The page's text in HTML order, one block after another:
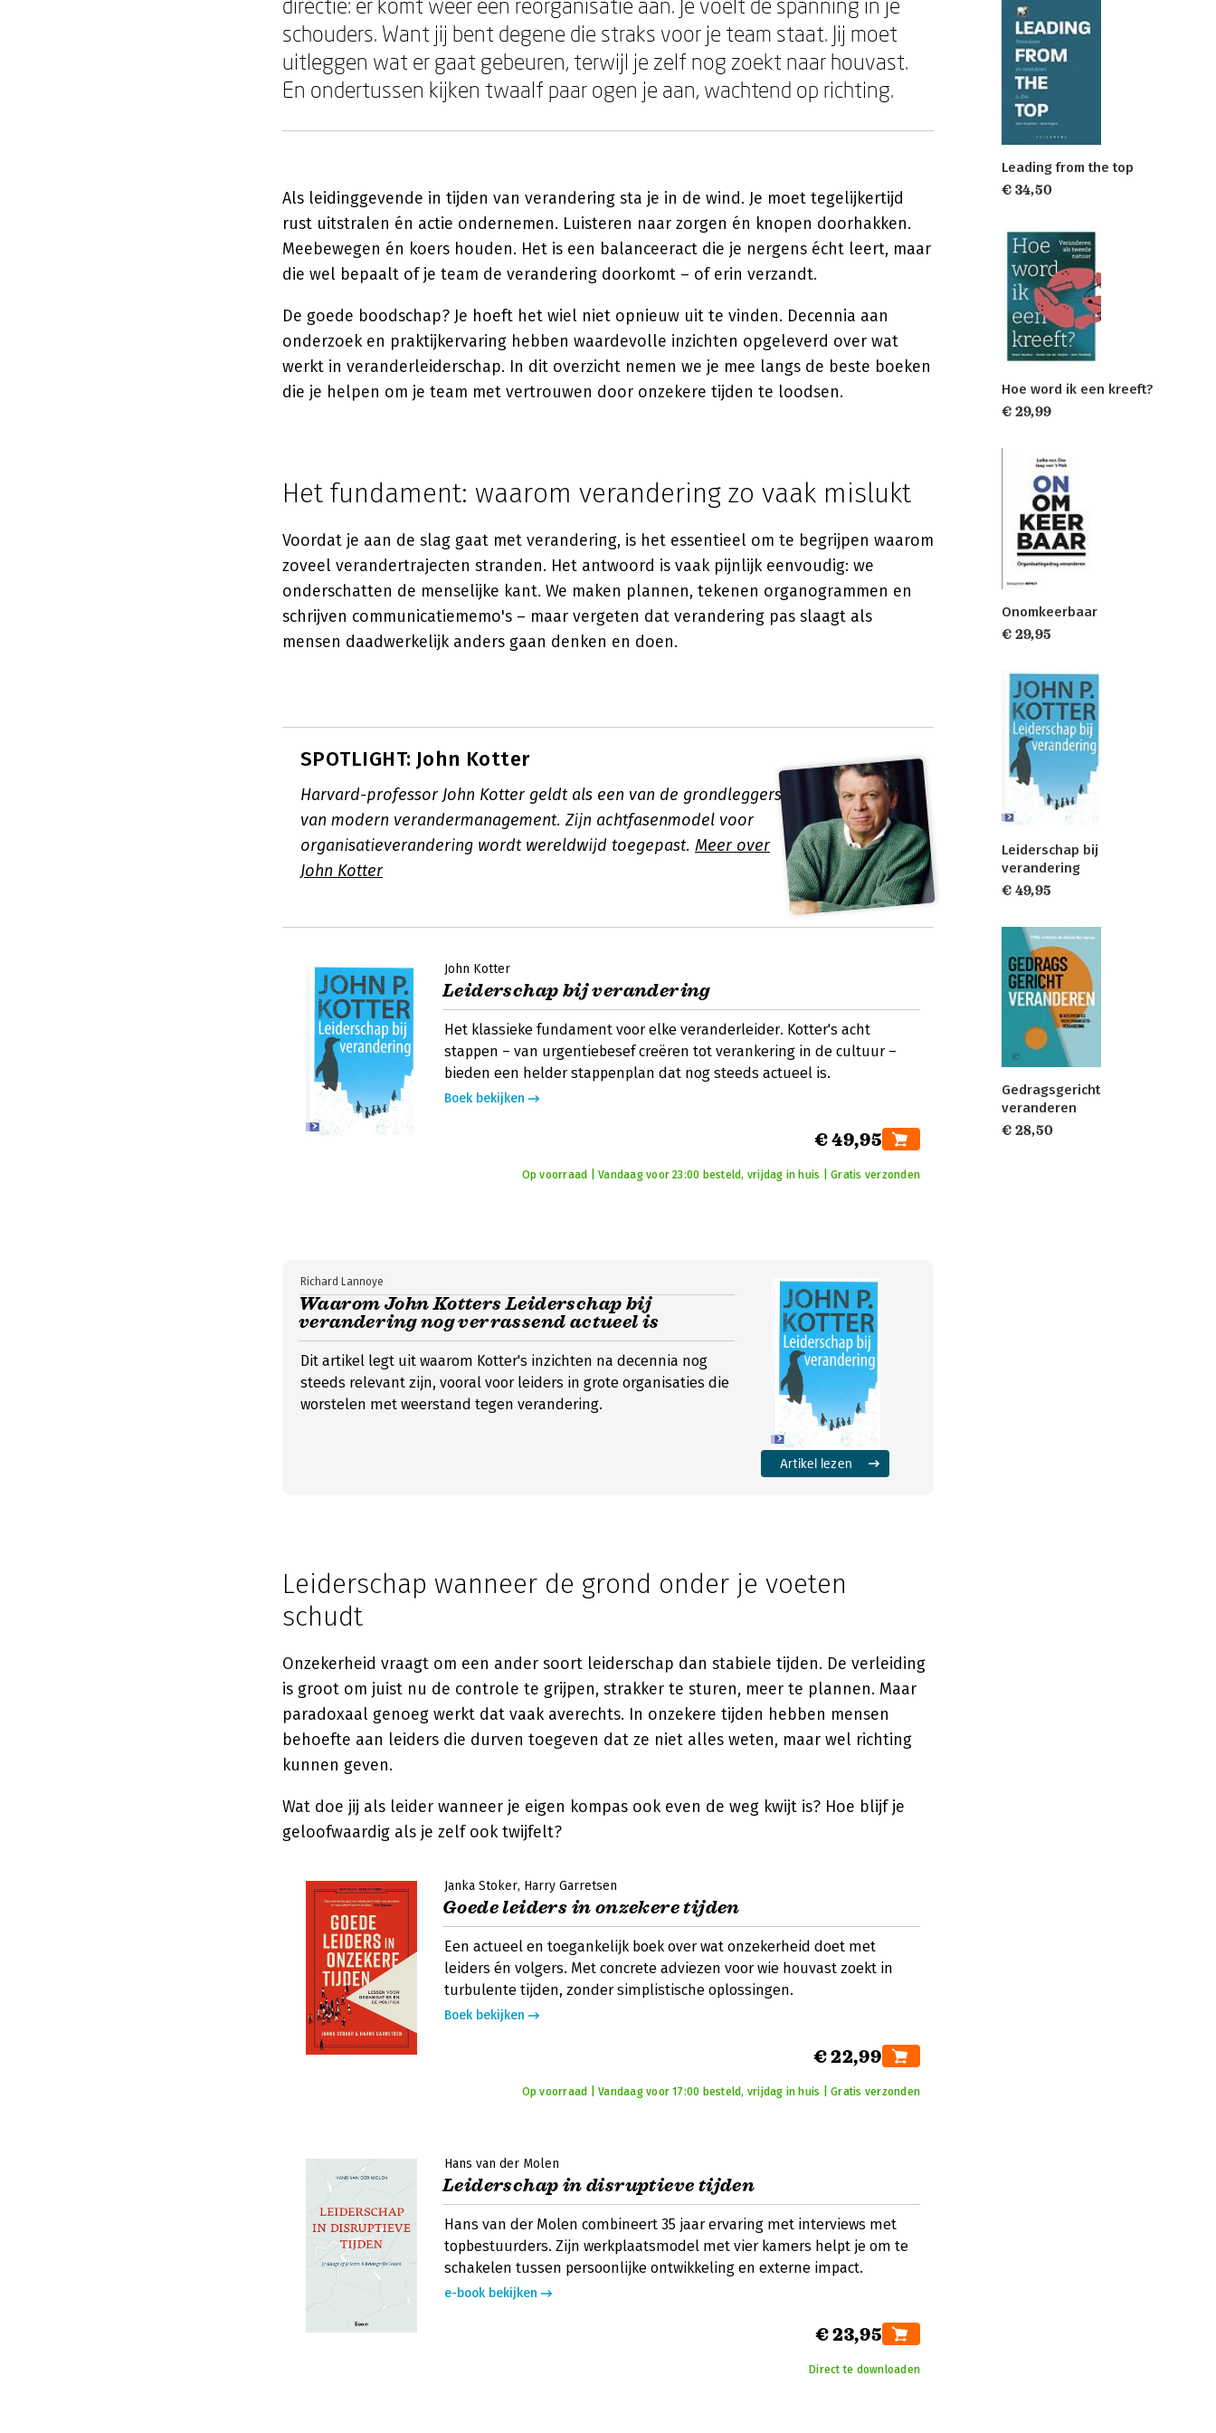
schouders. Want jij bent degene die straks voor je team staat. Jij moet
uitleggen wat er gaat gebeuren, terwijl je zelf nog zoekt naar houvast.
En ondertussen kijken twaalf paar ogen je aan, wachtend op richting.
Als leidinggevende in tijden van verandering sta je in de wind. Je moet tegelijkertijd
rust uitstralen én actie ondernemen. Luisteren naar zorgen én knopen doorhakken.
Meebewegen én koers houden. Het is een balanceeract die je nergens écht leert, maar
die wel bepaalt of je team de verandering doorkomt – of erin verzandt.
De goede boodschap? Je hoeft het wiel niet opnieuw uit te vinden. Decennia aan
onderzoek en praktijkervaring hebben waardevolle inzichten opgeleverd over wat
werkt in veranderleiderschap. In dit overzicht nemen we je mee langs de beste boeken
die je helpen om je team met vertrouwen door onzekere tijden te loodsen.
Het fundament: waarom verandering zo vaak mislukt
Voordat je aan de slag gaat met verandering, is het essentieel om te begrijpen waarom
zoveel verandertrajecten stranden. Het antwoord is vaak pijnlijk eenvoudig: we
onderschatten de menselijke kant. We maken plannen, tekenen organogrammen en
schrijven communicatiememo's – maar vergeten dat verandering pas slaagt als
mensen daadwerkelijk anders gaan denken en doen.
SPOTLIGHT: John Kotter
Harvard-professor John Kotter geldt als een van de grondleggers
van modern verandermanagement. Zijn achtfasenmodel voor
organisatieverandering wordt wereldwijd toegepast. Meer over
John Kotter
John Kotter
Leiderschap bij verandering
Het klassieke fundament voor elke veranderleider. Kotter's acht
stappen – van urgentiebesef creëren tot verankering in de cultuur –
bieden een helder stappenplan dat nog steeds actueel is.
Boek bekijken
€ 49,95
Op voorraad | Vandaag voor 23:00 besteld, vrijdag in huis | Gratis verzonden
Waarom John Kotters Leiderschap bij
verandering nog verrassend actueel is
Richard Lannoye
Dit artikel legt uit waarom Kotter's inzichten na decennia nog
steeds relevant zijn, vooral voor leiders in grote organisaties die
worstelen met weerstand tegen verandering.
Artikel lezen
Leiderschap wanneer de grond onder je voeten
schudt
Onzekerheid vraagt om een ander soort leiderschap dan stabiele tijden. De verleiding
is groot om juist nu de controle te grijpen, strakker te sturen, meer te plannen. Maar
paradoxaal genoeg werkt dat vaak averechts. In onzekere tijden hebben mensen
behoefte aan leiders die durven toegeven dat ze niet alles weten, maar wel richting
kunnen geven.
Wat doe jij als leider wanneer je eigen kompas ook even de weg kwijt is? Hoe blijf je
geloofwaardig als je zelf ook twijfelt?
Janka Stoker Harry Garretsen
Goede leiders in onzekere tijden
Een actueel en toegankelijk boek over wat onzekerheid doet met
leiders én volgers. Met concrete adviezen voor wie houvast zoekt in
turbulente tijden, zonder simplistische oplossingen.
Boek bekijken
€ 22,99
Op voorraad | Vandaag voor 17:00 besteld, vrijdag in huis | Gratis verzonden
Hans van der Molen
Leiderschap in disruptieve tijden
Hans van der Molen combineert 35 jaar ervaring met interviews met
topbestuurders. Zijn werkplaatsmodel met vier kamers helpt je om te
schakelen tussen persoonlijke ontwikkeling en externe impact.
e-book bekijken
€ 23,95
Direct te downloaden
Leading from the top
€ 34,50
Hoe word ik een kreeft?
€ 29,99
Onomkeerbaar
€ 29,95
Leiderschap bij
verandering
€ 49,95
Gedragsgericht
veranderen
€ 28,50